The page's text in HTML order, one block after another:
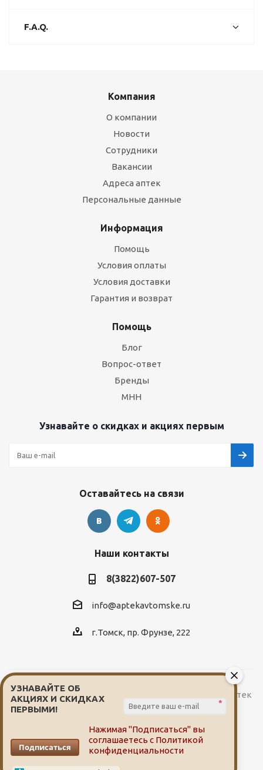
F.A.Q.
Компания
О компании
Новости
Сотрудники
Вакансии
Адреса аптек
Персональные данные
Информация
Помощь
Условия оплаты
Условия доставки
Гарантия и возврат
Помощь
Блог
Вопрос-ответ
Бренды
МНН
Узнавайте о скидках и акциях первым
Оставайтесь на связи
Наши контакты
8(3822)607-507
info@aptekavtomske.ru
г.Томск, пр. Фрунзе, 222
2026 © Служба заказа и доставки лекарств от сети аптек
"Мой доктор"
УЗНАВАЙТЕ ОБ
АКЦИЯХ И СКИДКАХ
ПЕРВЫМИ!
*
Подписаться
Нажимая "Подписаться" вы
соглашаетесь с Политикой
конфиденциальности